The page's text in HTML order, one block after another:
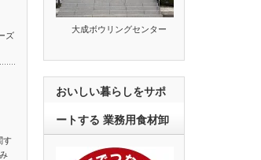
ズ
す
大成ボウリングセンター
おいしい暮らしをサポ
ートする 業務用食材卸